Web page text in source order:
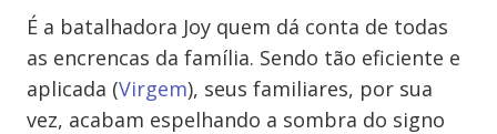
É a batalhadora Joy quem dá conta de todas
as encrencas da família. Sendo tão eficiente e
aplicada (Virgem), seus familiares, por sua
vez, acabam espelhando a sombra do signo